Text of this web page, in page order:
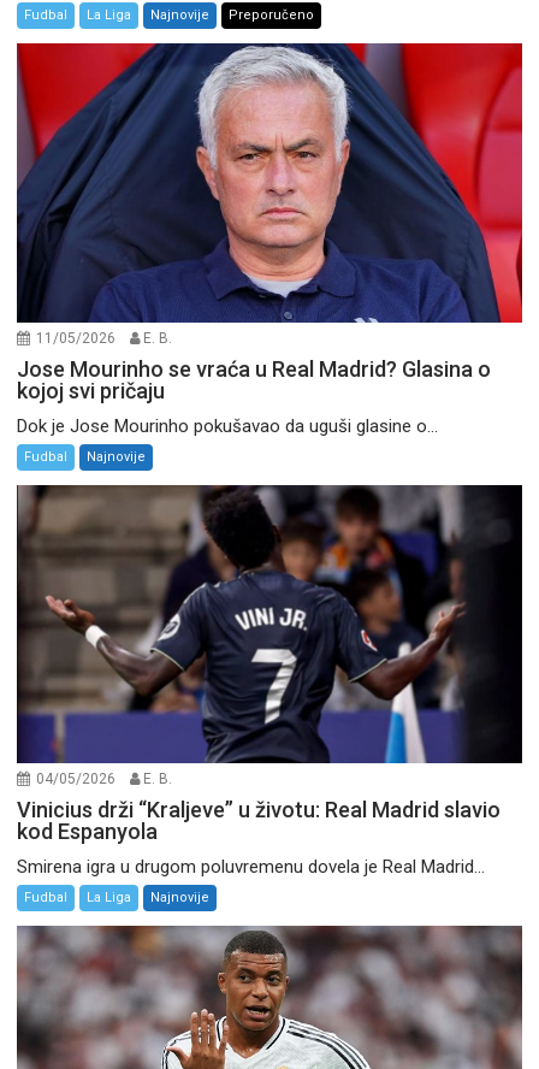
Fudbal La Liga Najnovije Preporučeno
11/05/2026 E. B.
Jose Mourinho se vraća u Real Madrid? Glasina o
kojoj svi pričaju
Dok je Jose Mourinho pokušavao da uguši glasine o...
Fudbal Najnovije
04/05/2026 E. B.
Vinicius drži “Kraljeve” u životu: Real Madrid slavio
kod Espanyola
Smirena igra u drugom poluvremenu dovela je Real Madrid...
Fudbal La Liga Najnovije